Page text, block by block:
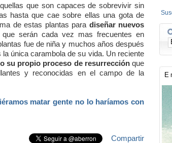
que son capaces de sobrevivir sin
hasta que cae sobre ellas una gota de
de estas plantas para diseñar nuevos
serán cada vez mas frecuentes en
fue de niña y muchos años después
única carambola de su vida. Un reciente
su propio proceso de resurrecciónque
y reconocidas en el campo de la
matar gente no lo haríamos con
Compartir